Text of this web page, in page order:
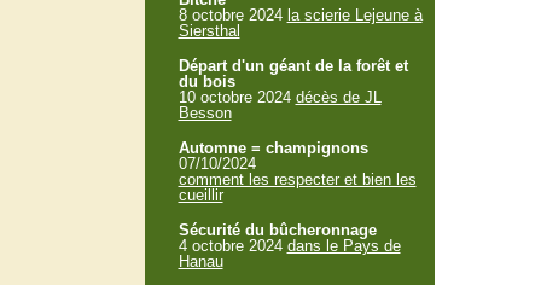
8 octobre 2024 la scierie Lejeune à
Siersthal
Départ d'un géant de la forêt et
du bois
10 octobre 2024 décès de JL
Besson
Automne = champignons
07/10/2024
comment les respecter et bien les
cueillir
Sécurité du bûcheronnage
4 octobre 2024 dans le Pays de
Hanau